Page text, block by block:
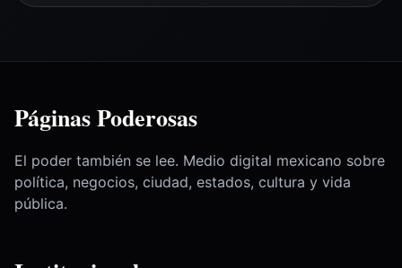
Páginas Poderosas
El poder también se lee. Medio digital mexicano sobre
política, negocios, ciudad, estados, cultura y vida
pública.